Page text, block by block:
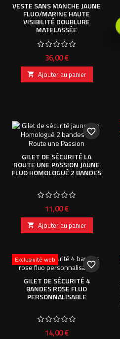
VESTE SANS MANCHE JAUNE
FLUO/MARINE HAUTE
VISIBILITÉ DOUBLURE
MATELASSÉE
Prix
36,00 €
 Ajouter au panier
GILET DE SÉCURITÉ LA
ROUTE UNE PASSION JAUNE
FLUO HOMOLOGUÉ 2 BANDES
Prix
11,00 €
 Ajouter au panier
favorite_border
Exclusivité web
GILET DE SÉCURITÉ 4
BANDES ROSE FLUO
PERSONNALISABLE
Prix
14,00 €
favorite_border